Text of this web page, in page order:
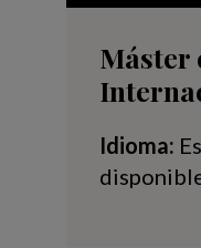
Máster
Idioma: